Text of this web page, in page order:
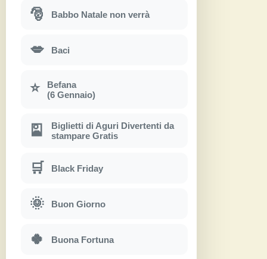
🎅 Babbo Natale non verrà
💋 Baci
⭐
Befana
(6 Gennaio)
🎴
Biglietti di Aguri Divertenti da
stampare Gratis
🛒 Black Friday
🌞 Buon Giorno
🍀 Buona Fortuna